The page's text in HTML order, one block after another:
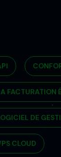
FACTURATION
DE
CLOUD